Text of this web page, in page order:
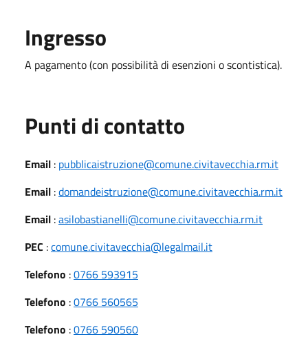
Ingresso
A pagamento (con possibilità di esenzioni o scontistica).
Punti di contatto
Email : pubblicaistruzione@comune.civitavecchia.rm.it
Email :domandeistruzione@comune.civitavecchia.rm.it
Email :asilobastianelli@comune.civitavecchia.rm.it
PEC :comune.civitavecchia@legalmail.it
Telefono :0766 593915
Telefono :0766 560565
Telefono :0766 590560